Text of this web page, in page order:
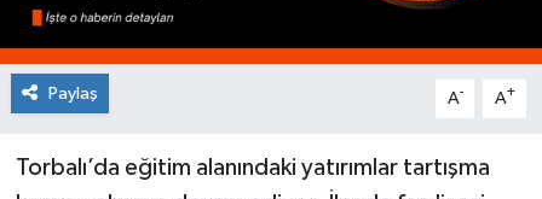
Paylaş A- A+
Torbalı’da eğitim alanındaki yatırımlar tartışma